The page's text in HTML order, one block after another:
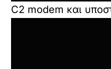
C2 modem και